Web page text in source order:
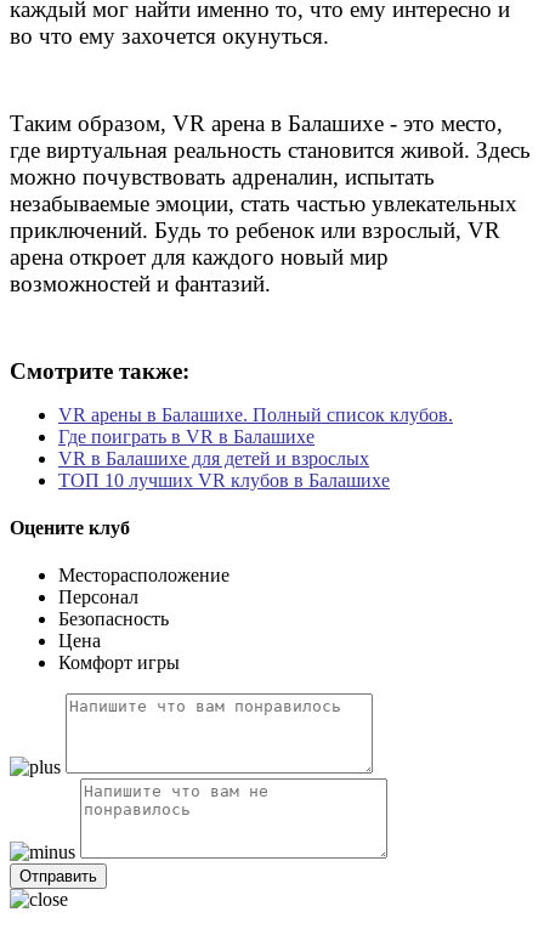
каждый мог найти именно то, что ему интересно и
во что ему захочется окунуться.
Таким образом, VR арена в Балашихе - это место,
где виртуальная реальность становится живой. Здесь
можно почувствовать адреналин, испытать
незабываемые эмоции, стать частью увлекательных
приключений. Будь то ребенок или взрослый, VR
арена откроет для каждого новый мир
возможностей и фантазий.
Смотрите также:
VR арены в Балашихе. Полный список клубов.
Где поиграть в VR в Балашихе
VR в Балашихе для детей и взрослых
ТОП 10 лучших VR клубов в Балашихе
Оцените клуб
Месторасположение
Персонал
Безопасность
Цена
Комфорт игры